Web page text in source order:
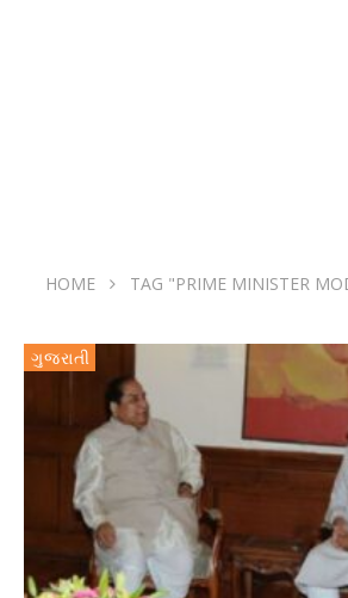
HOME TAG "PRIME MINISTER
ગુજરાતી